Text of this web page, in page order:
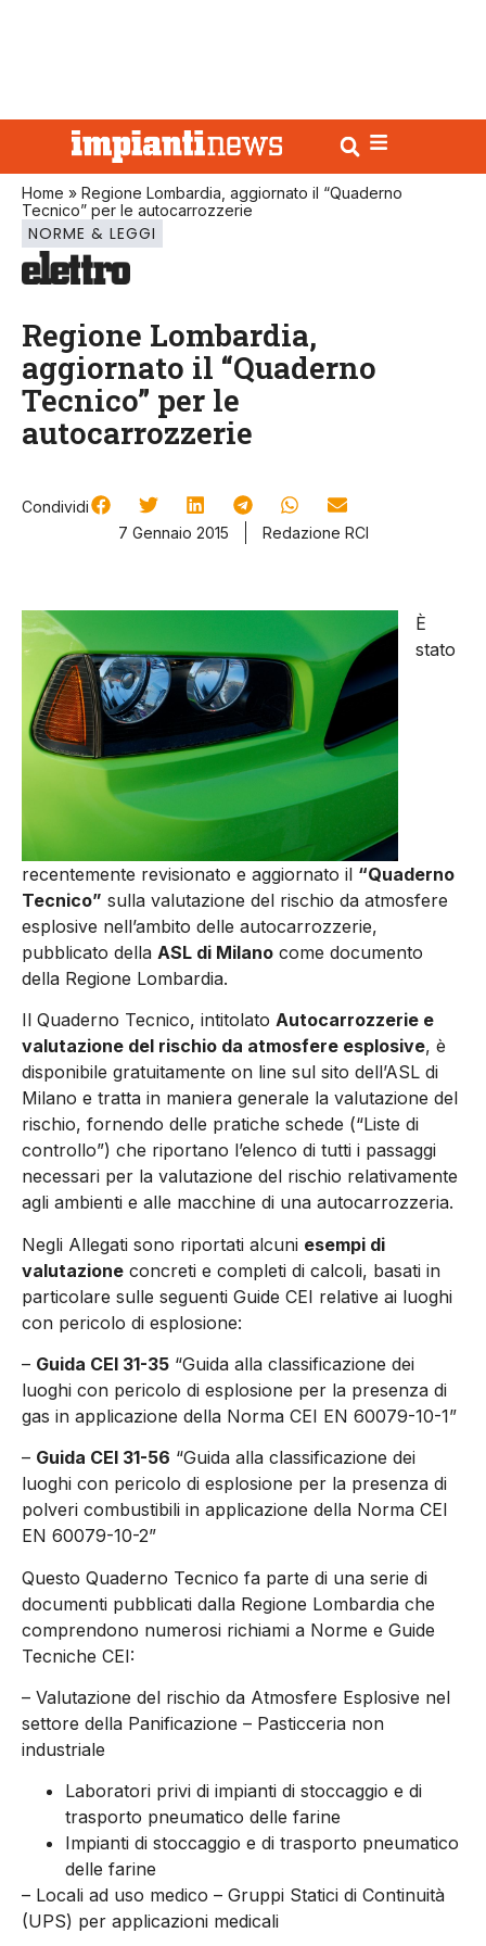
Home » Regione Lombardia, aggiornato il “Quaderno
Tecnico” per le autocarrozzerie
NORME & LEGGI
Regione Lombardia,
aggiornato il “Quaderno
Tecnico” per le
autocarrozzerie
Condividi
7 Gennaio 2015
Redazione RCI
È
stato
recentemente revisionato e aggiornato il “Quaderno
Tecnico” sulla valutazione del rischio da atmosfere
esplosive nell’ambito delle autocarrozzerie,
pubblicato della ASL di Milano come documento
della Regione Lombardia.
Il Quaderno Tecnico, intitolato Autocarrozzerie e
valutazione del rischio da atmosfere esplosive, è
disponibile gratuitamente on line sul sito dell’ASL di
Milano e tratta in maniera generale la valutazione del
rischio, fornendo delle pratiche schede (“Liste di
controllo”) che riportano l’elenco di tutti i passaggi
necessari per la valutazione del rischio relativamente
agli ambienti e alle macchine di una autocarrozzeria.
Negli Allegati sono riportati alcuni esempi di
valutazione concreti e completi di calcoli, basati in
particolare sulle seguenti Guide CEI relative ai luoghi
con pericolo di esplosione:
– Guida CEI 31-35 “Guida alla classificazione dei
luoghi con pericolo di esplosione per la presenza di
gas in applicazione della Norma CEI EN 60079-10-1”
– Guida CEI 31-56 “Guida alla classificazione dei
luoghi con pericolo di esplosione per la presenza di
polveri combustibili in applicazione della Norma CEI
EN 60079-10-2”
Questo Quaderno Tecnico fa parte di una serie di
documenti pubblicati dalla Regione Lombardia che
comprendono numerosi richiami a Norme e Guide
Tecniche CEI:
– Valutazione del rischio da Atmosfere Esplosive nel
settore della Panificazione – Pasticceria non
industriale
Laboratori privi di impianti di stoccaggio e di
trasporto pneumatico delle farine
Impianti di stoccaggio e di trasporto pneumatico
delle farine
– Locali ad uso medico – Gruppi Statici di Continuità
(UPS) per applicazioni medicali